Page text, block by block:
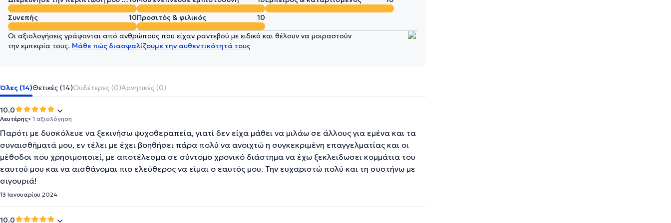
Συνεπής
10Προσιτός & φιλικός 10
Οι αξιολογήσεις γράφονται από ανθρώπους που είχαν ραντεβού με ειδικό και θέλουν να μοιραστούν
την εμπειρία τους. Μάθε πώς διασφαλίζουμε την αυθεντικότητά τους
Όλες (14)Θετικές (14)Ουδέτερες (0)Αρνητικές (0)
10.0
Λευτέρης• 1 αξιολόγηση
Παρότι με δυσκόλευε να ξεκινήσω ψυχοθεραπεία, γιατί δεν είχα μάθει να μιλάω σε άλλους για εμένα και τα
συναισθήματά μου, εν τέλει με έχει βοηθήσει πάρα πολύ να ανοιχτώ η συγκεκριμένη επαγγελματίας και οι
μέθοδοι που χρησιμοποιεί, με αποτέλεσμα σε σύντομο χρονικό διάστημα να έχω ξεκλειδωσει κομμάτια του
εαυτού μου και να αισθάνομαι πιο ελεύθερος να είμαι ο εαυτός μου. Την ευχαριστώ πολύ και τη συστήνω με
σιγουριά!
13 Ιανουαρίου 2024
10.0